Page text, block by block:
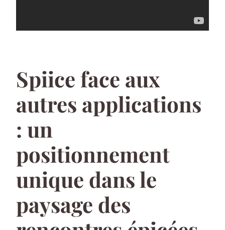
Spiice face aux
autres applications
: un
positionnement
unique dans le
paysage des